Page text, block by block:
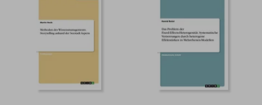
45% 45%